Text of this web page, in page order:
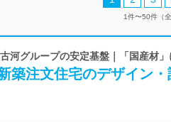
1件〜50件（
河グループの安定基盤｜「国産材
築注文住宅のデザイン